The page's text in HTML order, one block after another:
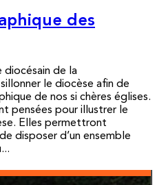
des
diocésain de la
le diocèse afin de
de nos si chères églises.
pensées pour illustrer le
Elles permettront
disposer d’un ensemble